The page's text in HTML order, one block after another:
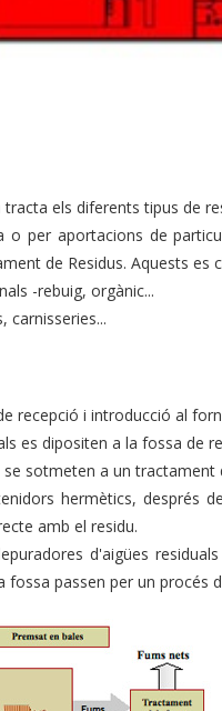
tracta els diferents tipus
o per aportacions de
de Residus. Aquests es
-rebuig, orgànic...
carnisseries...
recepció i introducció al
es dipositen a la fossa de
sotmeten a un tractament
hermètics,
amb el residu.
d'aigües
passen per un procés